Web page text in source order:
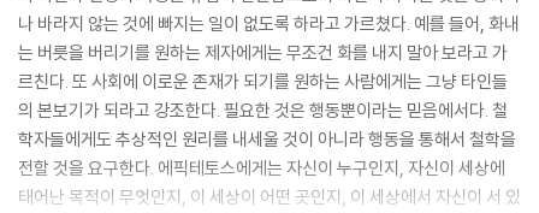
나 바라지 않는 것에 빠지는 일이 없도록 하라고 가르쳤다. 예를 들어, 화내
는 버릇을 버리기를 원하는 제자에게는 무조건 화를 내지 말아 보라고 가
르친다. 또 사회에 이로운 존재가 되기를 원하는 사람에게는 그냥 타인들
의 본보기가 되라고 강조한다. 필요한 것은 행동뿐이라는 믿음에서다. 철
학자들에게도 추상적인 원리를 내세울 것이 아니라 행동을 통해서 철학을
전할 것을 요구한다. 에픽테토스에게는 자신이 누구인지, 자신이 세상에
태어난 목적이 무엇인지, 이 세상이 어떤 곳인지, 이 세상에서 자신이 서 있